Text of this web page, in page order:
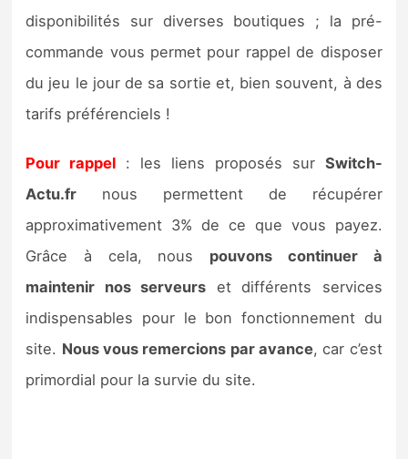
Previews
Précommandes
Précommandes jeux Switch 2
Sorties de jeux
Bons plans
Guides
disponibilités sur diverses boutiques ; la pré-
commande vous permet pour rappel de disposer
du jeu le jour de sa sortie et, bien souvent, à des
tarifs préférenciels !
Pour rappel : les liens proposés sur Switch-
Actu.fr nous permettent de récupérer
approximativement 3% de ce que vous payez.
Grâce à cela, nous pouvons continuer à
maintenir nos serveurs et différents services
indispensables pour le bon fonctionnement du
site. Nous vous remercions par avance, car c’est
primordial pour la survie du site.